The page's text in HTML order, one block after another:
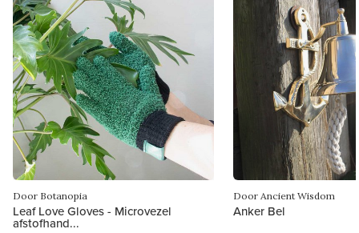
Door Botanopia
Leaf Love Gloves - Microvezel
afstofhand...
Door Ancient Wisdom
Anker Bel